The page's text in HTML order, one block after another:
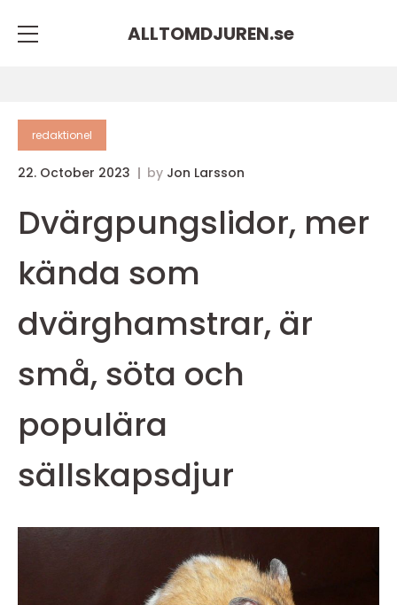
ALLTOMDJUREN.se
redaktionel
22. October 2023 by Jon Larsson
Dvärgpungslidor, mer
kända som
dvärghamstrar, är
små, söta och
populära
sällskapsdjur